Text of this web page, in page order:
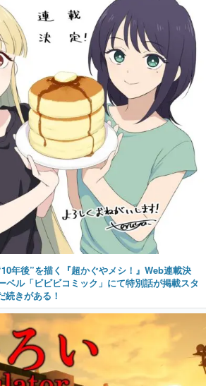
年後”を描く『超かぐやメシ！』Web連載決
ベル「ビビビコミック」にて特別話が掲載スタ
きがある！